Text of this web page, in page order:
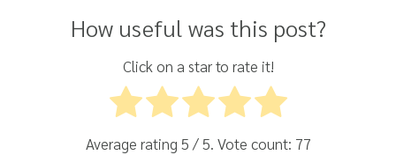
How useful was this post?
Click on a star to rate it!
Average rating 5 / 5. Vote count: 77